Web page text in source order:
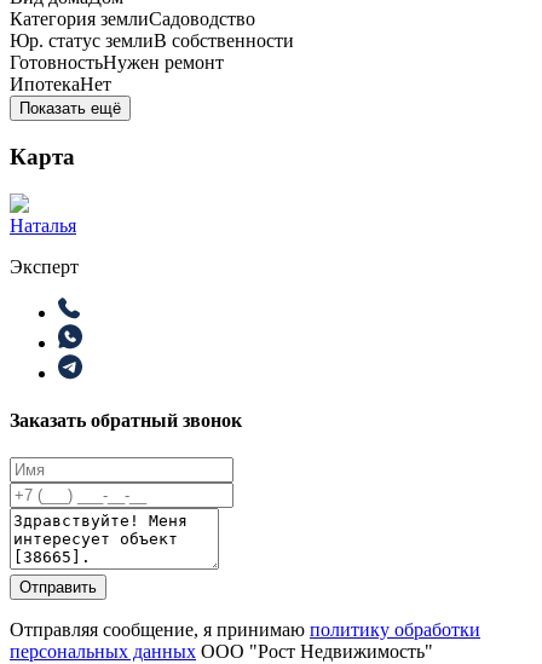
Категория землиСадоводство
Юр. статус землиВ собственности
ГотовностьНужен ремонт
ИпотекаНет
Показать ещё
Карта
Наталья
Эксперт
Заказать обратный звонок
Отправить
Отправляя сообщение, я принимаю политику обработки
персональных данных ООО "Рост Недвижимость"